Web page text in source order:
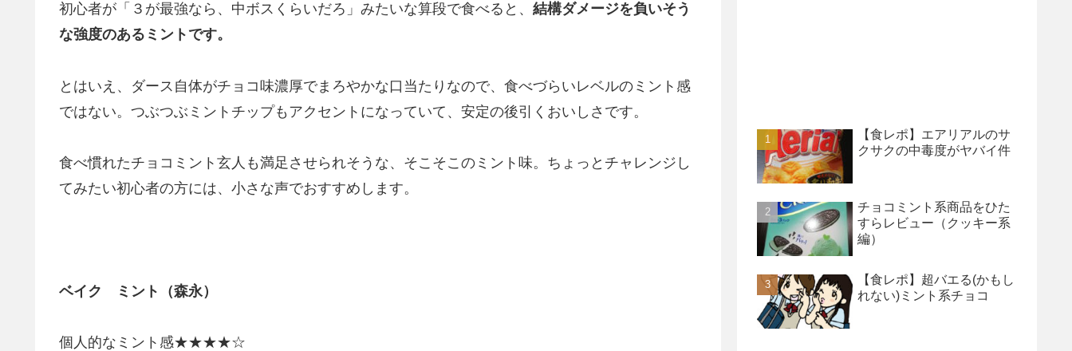
初心者が「３が最強なら、中ボスくらいだろ」みたいな算段で食べると、 結構ダメージを負いそう
な強度のあるミントです。
とはいえ、ダース自体がチョコ味濃厚でまろやかな口当たりなので、食べづらいレベルのミント感
ではない。つぶつぶミントチップもアクセントになっていて、安定の後引くおいしさです。
食べ慣れたチョコミント玄人も満足させられそうな、そこそこのミント味。ちょっとチャレンジし
てみたい初心者の方には、小さな声でおすすめします。
ベイク ミント（森永）
個人的なミント感★★★★☆
【食レポ】エアリアルのサ
クサクの中毒度がヤバイ件
チョコミント系商品をひた
すらレビュー（クッキー系
編）
【食レポ】超バエる(かもし
れない)ミント系チョコ